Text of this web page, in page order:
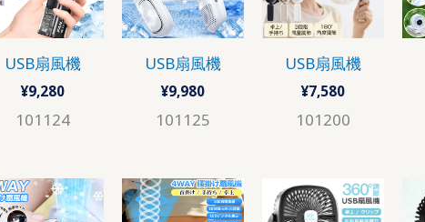
USB扇風機
¥9,280
101124
USB扇風機
¥9,980
101125
USB扇風機
¥7,580
101200